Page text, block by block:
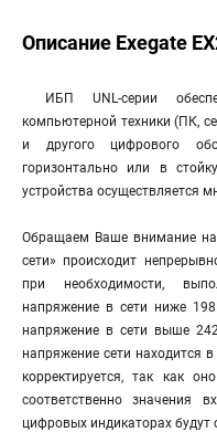
Описание Exegate
ИБП UNL-серии
компьютерной техники (ПК,
и другого цифрового
горизонтально или в
устройства осуществляется
Обращаем Ваше внимание
сети» происходит
при необходимости,
напряжение в сети ниже
напряжение в сети выше
напряжение сети находится
корректируется, так как
соответственно значения
цифровых индикаторах будут